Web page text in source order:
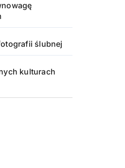
ślubnej
kulturach